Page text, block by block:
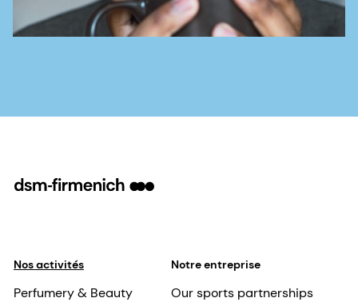
Nos activités
Perfumery & Beauty
Notre entreprise
Our sports partnerships